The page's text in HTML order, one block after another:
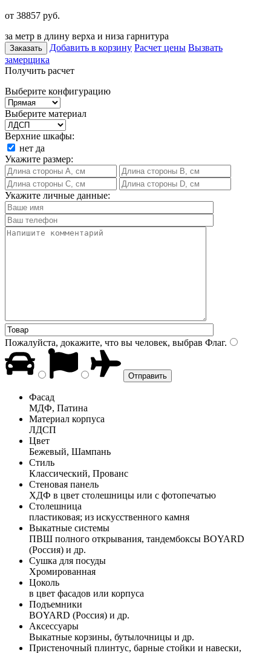
от 38857 руб.
за метр в длину верха и низа гарнитура
Заказать Добавить в корзину Расчет цены Вызвать
замерщика
Получить расчет
Выберите конфигурацию
Выберите материал
Верхние шкафы:
нет да
Укажите размер:
Укажите личные данные:
Пожалуйста, докажите, что вы человек, выбрав Флаг.
Фасад
МДФ, Патина
Материал корпуса
ЛДСП
Цвет
Бежевый, Шампань
Стиль
Классический, Прованс
Стеновая панель
ХДФ в цвет столешницы или с фотопечатью
Столешница
пластиковая; из искусственного камня
Выкатные системы
ПВШ полного открывания, тандембоксы BOYARD
(Россия) и др.
Сушка для посуды
Хромированная
Цоколь
в цвет фасадов или корпуса
Подъемники
BOYARD (Россия) и др.
Аксессуары
Выкатные корзины, бутылочницы и др.
Пристеночный плинтус, барные стойки и навески,